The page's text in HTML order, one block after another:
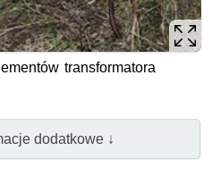
transformatora
dodatkowe ↓